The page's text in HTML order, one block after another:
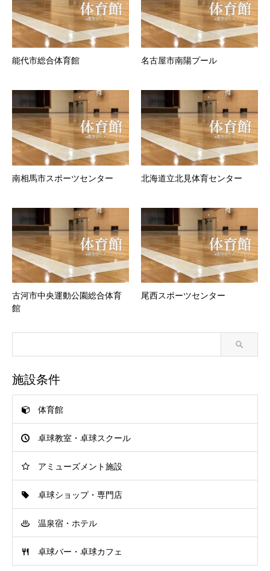
能代市総合体育館 名古屋市南陽プール
南相馬市スポーツセンター 北海道立北見体育センター
古河市中央運動公園総合体育
館
尾西スポーツセンター
施設条件
体育館
卓球教室・卓球スクール
アミューズメント施設
卓球ショップ・専門店
温泉宿・ホテル
卓球バー・卓球カフェ